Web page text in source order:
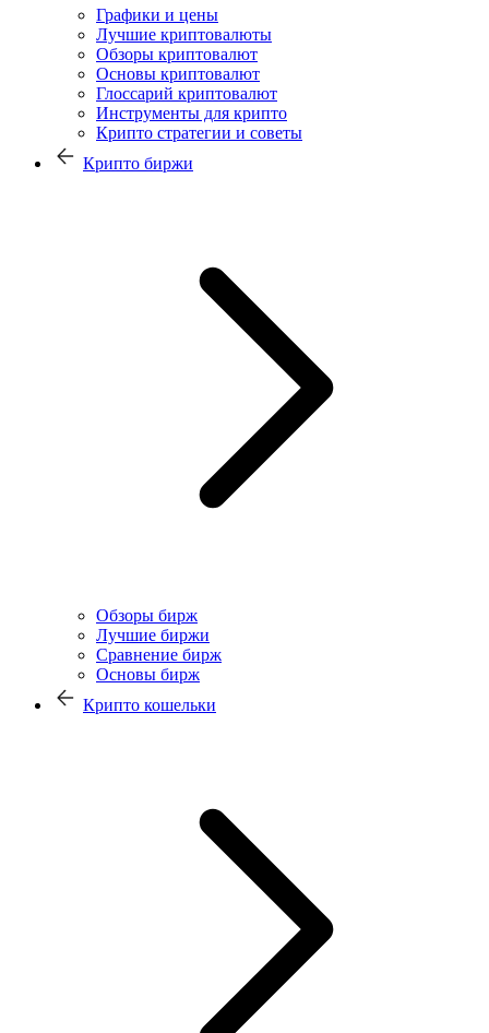
Графики и цены
Лучшие криптовалюты
Обзоры криптовалют
Основы криптовалют
Глоссарий криптовалют
Инструменты для крипто
Крипто стратегии и советы
Крипто биржи
Обзоры бирж
Лучшие биржи
Сравнение бирж
Основы бирж
Крипто кошельки